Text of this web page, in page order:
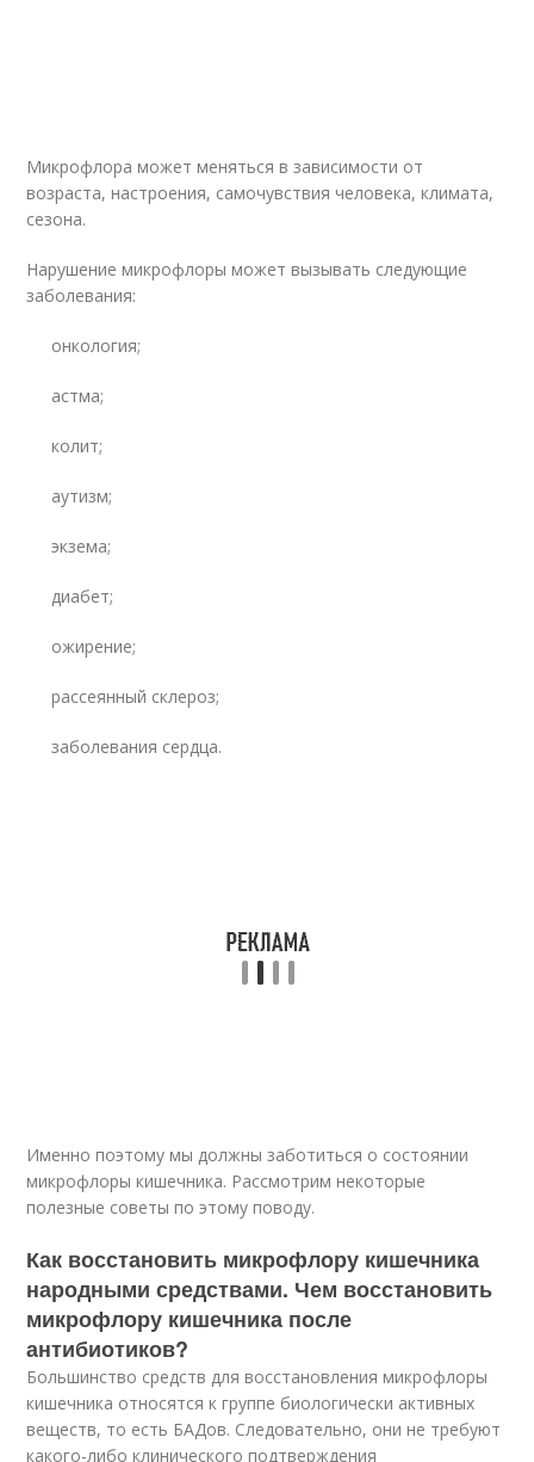
Микрофлора может меняться в зависимости от
возраста, настроения, самочувствия человека, климата,
сезона.
Нарушение микрофлоры может вызывать следующие
заболевания:
онкология;
астма;
колит;
аутизм;
экзема;
диабет;
ожирение;
рассеянный склероз;
заболевания сердца.
Именно поэтому мы должны заботиться о состоянии
микрофлоры кишечника. Рассмотрим некоторые
полезные советы по этому поводу.
Как восстановить микрофлору кишечника
народными средствами. Чем восстановить
микрофлору кишечника после
антибиотиков?
Большинство средств для восстановления микрофлоры
кишечника относятся к группе биологически активных
веществ, то есть БАДов. Следовательно, они не требуют
какого-либо клинического подтверждения